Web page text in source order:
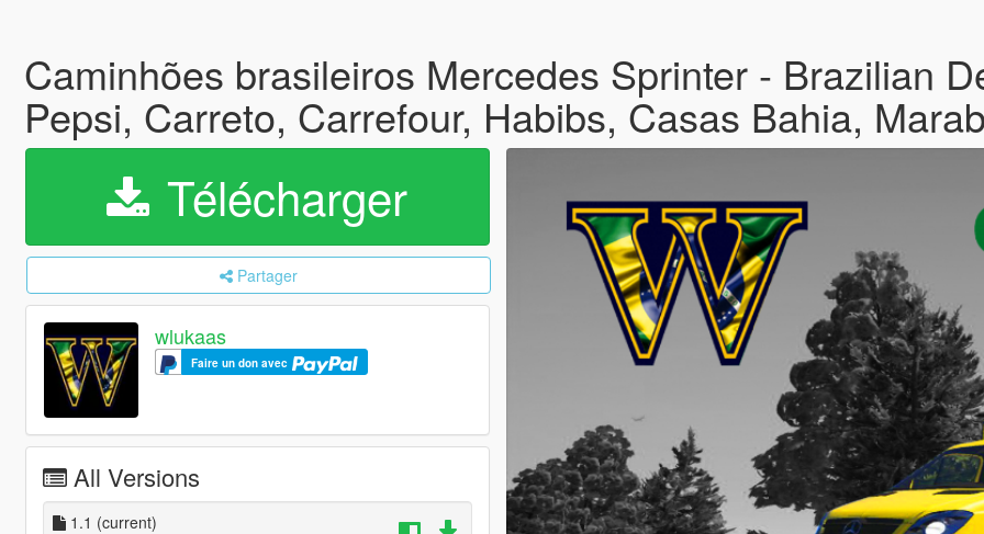
Caminhões brasileiros Mercedes Sprinter - Brazilian
Pepsi, Carreto, Carrefour, Habibs, Casas Bahia,
Télécharger
Partager
wlukaas
Faire un don avec
All Versions
1.1 (current)